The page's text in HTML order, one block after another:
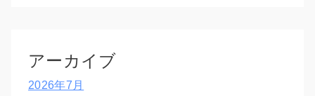
アーカイブ
2026年7月